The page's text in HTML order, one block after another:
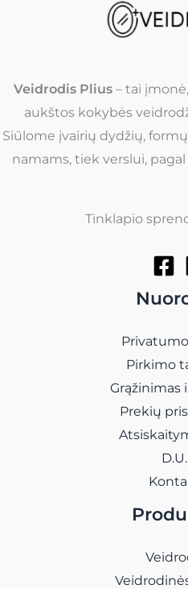
Veidrodis Plius – tai
aukštos kokybės
Siūlome įvairių dydžių,
namams, tiek verslui,
Tinklapio
Pirkimo
Grąžinimas
Prekių